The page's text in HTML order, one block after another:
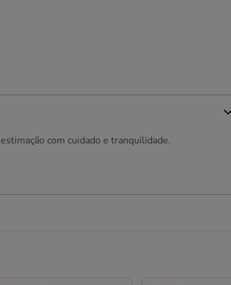
com cuidado e tranquilidade.